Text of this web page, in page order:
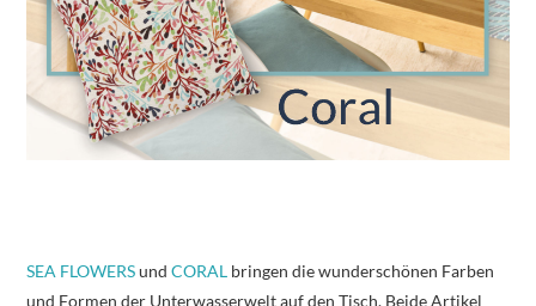
SEA FLOWERSundCORAL bringen die wunderschönen Farben
und Formen der Unterwasserwelt auf den Tisch. Beide Artikel